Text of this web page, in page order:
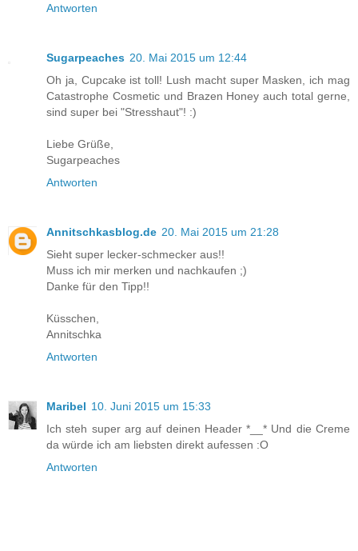
Antworten
Sugarpeaches 20. Mai 2015 um 12:44
Oh ja, Cupcake ist toll! Lush macht super Masken, ich mag
Catastrophe Cosmetic und Brazen Honey auch total gerne,
sind super bei "Stresshaut"! :)
Liebe Grüße,
Sugarpeaches
Antworten
Annitschkasblog.de 20. Mai 2015 um 21:28
Sieht super lecker-schmecker aus!!
Muss ich mir merken und nachkaufen ;)
Danke für den Tipp!!
Küsschen,
Annitschka
Antworten
Maribel 10. Juni 2015 um 15:33
Ich steh super arg auf deinen Header *__* Und die Creme
da würde ich am liebsten direkt aufessen :O
Antworten